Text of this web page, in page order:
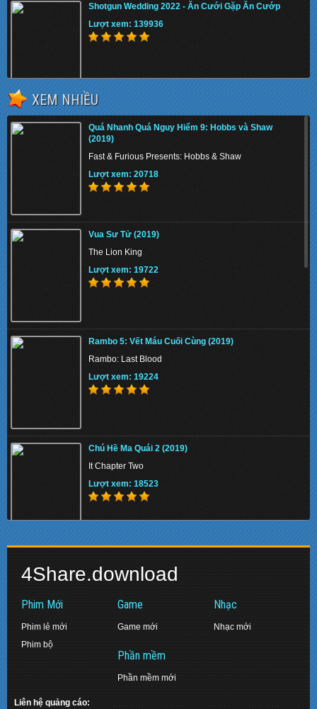
Shotgun Wedding 2022 - Ăn Cưới Gặp Ăn Cướp
Lượt xem: 139936
Lượt xem: 134681
The Union 2024 - Liên minh tuyệt mật
Lượt xem: 131063
Thiên Nga Bóng Đêm S01 2022 - Eve
Lượt xem: 131121
Memory 2022 - Hồi Ức Sát Thủ
Lượt xem: 158369
Pinocchio 2022 - Cậu Bé Người Gỗ
XEM NHIỀU
Quá Nhanh Quá Nguy Hiểm 9: Hobbs và Shaw
(2019)
Fast & Furious Presents: Hobbs & Shaw
Lượt xem: 20718
Vua Sư Tử (2019)
The Lion King
Lượt xem: 19722
Rambo 5: Vết Máu Cuối Cùng (2019)
Rambo: Last Blood
Lượt xem: 19224
Chú Hề Ma Quái 2 (2019)
It Chapter Two
Lượt xem: 18523
Avengers: Endgame
Diệp Vấn 2: Tôn Sư Truyền Kỳ (2010)
Ip Man 2: Legend of the Grandmaster
4Share.download
Phim Mới
Phim lẻ mới
Phim bộ
Game
Game mới
Phần mềm
Phần mềm mới
Nhạc
Nhạc mới
Liên hệ quảng cáo: